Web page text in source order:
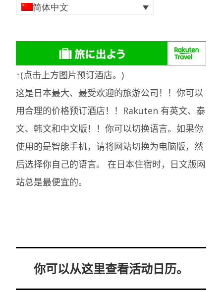
简体中文
↑(点击上方图片预订酒店。)
这是日本最大、最受欢迎的旅游公司！！你可以
用合理的价格预订酒店！！Rakuten 有英文、泰
文、韩文和中文版！！你可以切换语言。如果你
使用的是智能手机，请将网站切换为电脑版，然
后选择你自己的语言。在日本住宿时，日文版网
站总是最便宜的。
你可以从这里查看活动日历。